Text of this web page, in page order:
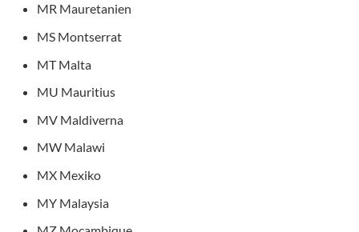
MR Mauretanien
MS Montserrat
MT Malta
MU Mauritius
MV Maldiverna
MW Malawi
MX Mexiko
MY Malaysia